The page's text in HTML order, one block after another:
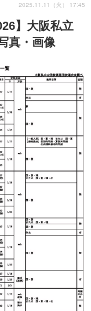
】大阪私立
真・画像
2025.11.11（火） 17:45